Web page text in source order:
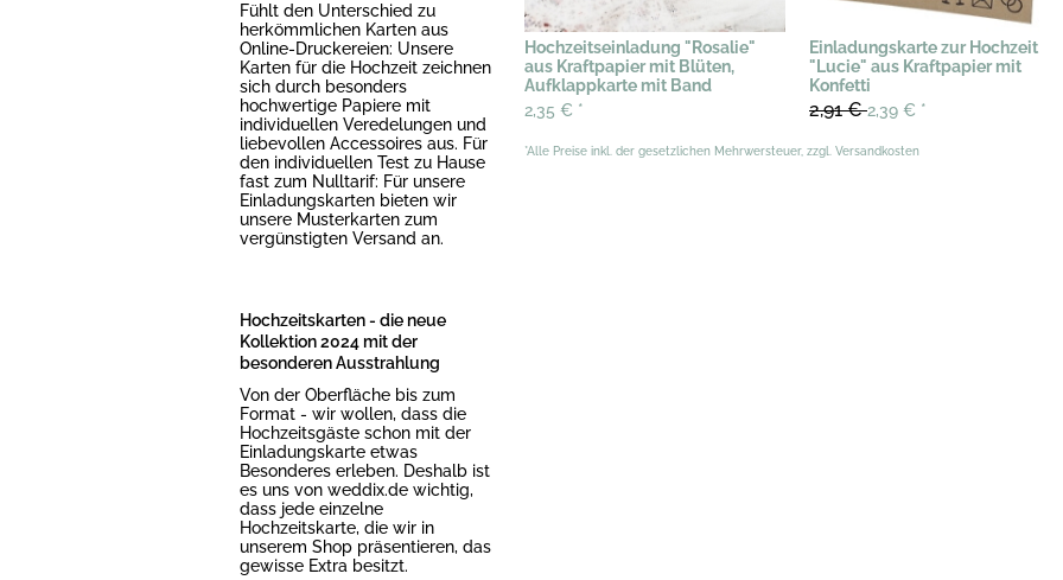
Fühlt den Unterschied zu
herkömmlichen Karten aus
Online-Druckereien: Unsere
Karten für die Hochzeit zeichnen
sich durch besonders
hochwertige Papiere mit
individuellen Veredelungen und
liebevollen Accessoires aus. Für
den individuellen Test zu Hause
fast zum Nulltarif: Für unsere
Einladungskarten bieten wir
unsere Musterkarten zum
vergünstigten Versand an.
Hochzeitskarten - die neue
Kollektion 2024 mit der
besonderen Ausstrahlung
Von der Oberfläche bis zum
Format - wir wollen, dass die
Hochzeitsgäste schon mit der
Einladungskarte etwas
Besonderes erleben. Deshalb ist
es uns von weddix.de wichtig,
dass jede einzelne
Hochzeitskarte, die wir in
unserem Shop präsentieren, das
gewisse Extra besitzt.
Hochzeitseinladung "Rosalie"
aus Kraftpapier mit Blüten,
Aufklappkarte mit Band
2,35 € *
Einladungskarte zur Hochzeit
"Lucie" aus Kraftpapier mit
Konfetti
2,91 €2,39 € *
*Alle Preise inkl. der gesetzlichen Mehrwersteuer, zzgl. Versandkosten